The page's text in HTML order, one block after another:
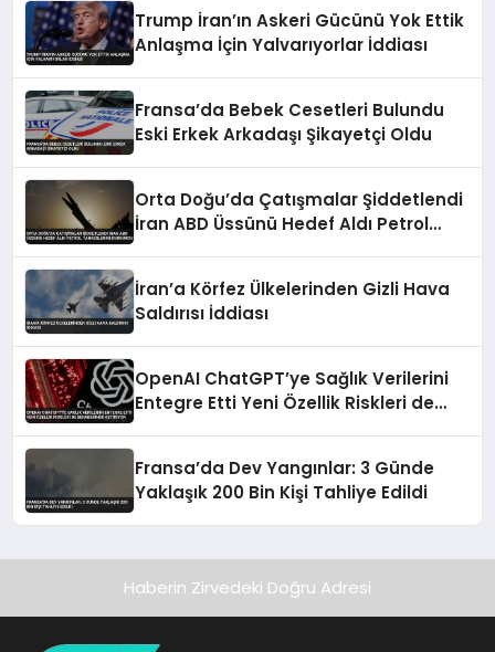
Trump İran’ın Askeri Gücünü Yok Ettik
Anlaşma İçin Yalvarıyorlar İddiası
Fransa’da Bebek Cesetleri Bulundu
Eski Erkek Arkadaşı Şikayetçi Oldu
Orta Doğu’da Çatışmalar Şiddetlendi
İran ABD Üssünü Hedef Aldı Petrol
İran’a Körfez Ülkelerinden Gizli Hava
Saldırısı İddiası
OpenAI ChatGPT’ye Sağlık Verilerini
Entegre Etti Yeni Özellik Riskleri de
Fransa’da Dev Yangınlar: 3 Günde
Yaklaşık 200 Bin Kişi Tahliye Edildi
Haberin Zirvedeki Doğru Adresi